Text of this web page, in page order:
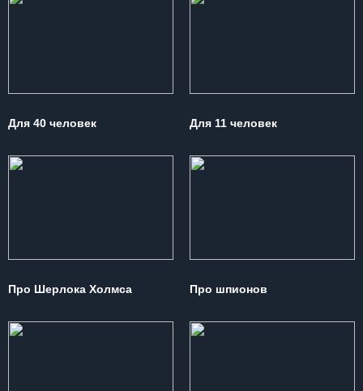
Для 40 человек Для 11 человек
Про Шерлока Холмса Про шпионов